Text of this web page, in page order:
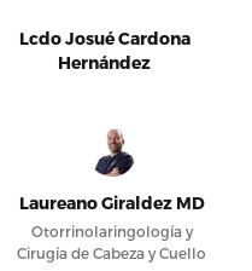
Lcdo Josué Cardona
Hernández
Laureano Giraldez MD
Otorrinolaringología y
Cirugía de Cabeza y Cuello